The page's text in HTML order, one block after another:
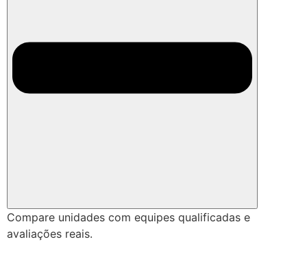
Compare unidades com equipes qualificadas e
avaliações reais.